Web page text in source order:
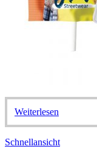
Weiterlesen
Schnellansicht